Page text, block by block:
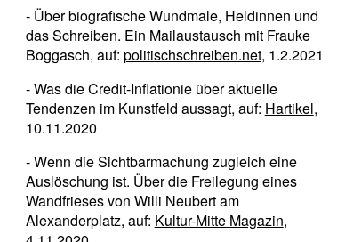
- Über biografische Wundmale, Heldinnen und
das Schreiben. Ein Mailaustausch mit Frauke
Boggasch, auf: politischschreiben.net, 1.2.2021
- Was die Credit-Inflationie über aktuelle
Tendenzen im Kunstfeld aussagt, auf: Hartikel,
10.11.2020
- Wenn die Sichtbarmachung zugleich eine
Auslöschung ist. Über die Freilegung eines
Wandfrieses von Willi Neubert am
Alexanderplatz, auf: Kultur-Mitte Magazin,